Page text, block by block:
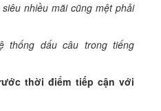
nhiều mãi cũng mệt phải
thống dấu câu trong tiếng
thời điểm tiếp cận với